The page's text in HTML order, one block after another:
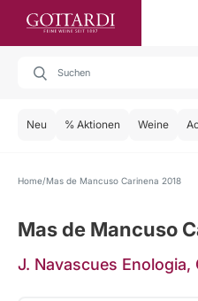
Neu % Aktionen Weine
Home Mas de Mancuso Carinena 2018
Mas de Mancuso
J. Navascues Enologia,